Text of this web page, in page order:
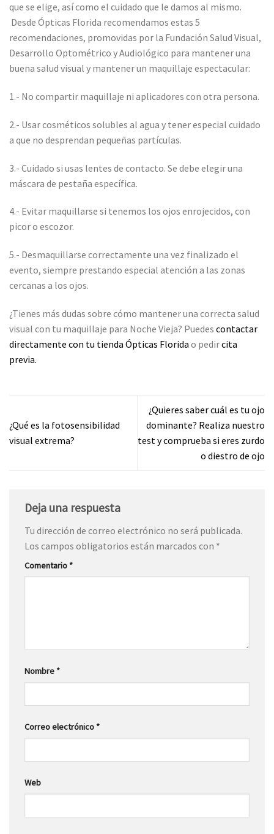
que se elige, así como el cuidado que le damos al mismo.
Desde Ópticas Florida recomendamos estas 5
recomendaciones, promovidas por la Fundación Salud Visual,
Desarrollo Optométrico y Audiológico para mantener una
buena salud visual y mantener un maquillaje espectacular:
1.- No compartir maquillaje ni aplicadores con otra persona.
2.- Usar cosméticos solubles al agua y tener especial cuidado
a que no desprendan pequeñas partículas.
3.- Cuidado si usas lentes de contacto. Se debe elegir una
máscara de pestaña específica.
4.- Evitar maquillarse si tenemos los ojos enrojecidos, con
picor o escozor.
5.- Desmaquillarse correctamente una vez finalizado el
evento, siempre prestando especial atención a las zonas
cercanas a los ojos.
¿Tienes más dudas sobre cómo mantener una correcta salud
visual con tu maquillaje para Noche Vieja? Puedes contactar
directamente con tu tienda Ópticas Florida o pedircita
previa.
¿Qué es la fotosensibilidad
visual extrema?
¿Quieres saber cuál es tu ojo
dominante? Realiza nuestro
test y comprueba si eres zurdo
o diestro de ojo
Deja una respuesta
Tu dirección de correo electrónico no será publicada.
Los campos obligatorios están marcados con *
Comentario *
Nombre *
Correo electrónico *
Web